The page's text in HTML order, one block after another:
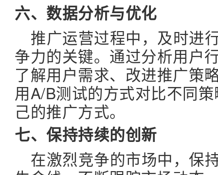
六、数据分析与优化
推广运营过程中，及时进
争力的关键。通过分析用户
了解用户需求、改进推广策
用A/B测试的方式对比不同
己的推广方式。
七、保持持续的创新
在激烈竞争的市场中，保